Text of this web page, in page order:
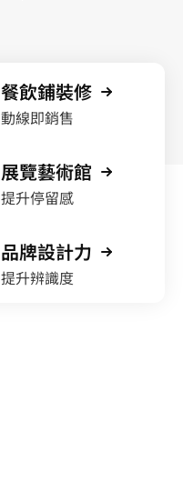
餐飲鋪裝修
動線即銷售
展覽藝術館
提升停留感
品牌設計力
提升辨識度